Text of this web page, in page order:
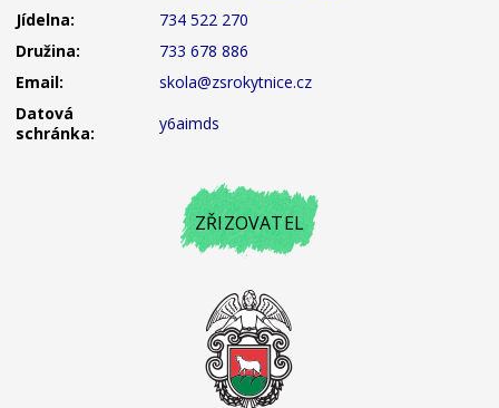
Jídelna:
734 522 270
Družina:
733 678 886
Email:
skola@zsrokytnice.cz
Datová
schránka:
y6aimds
ZŘIZOVATEL